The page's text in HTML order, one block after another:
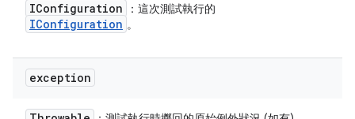
IConfiguration ：這次測試執行的
IConfiguration 。
exception